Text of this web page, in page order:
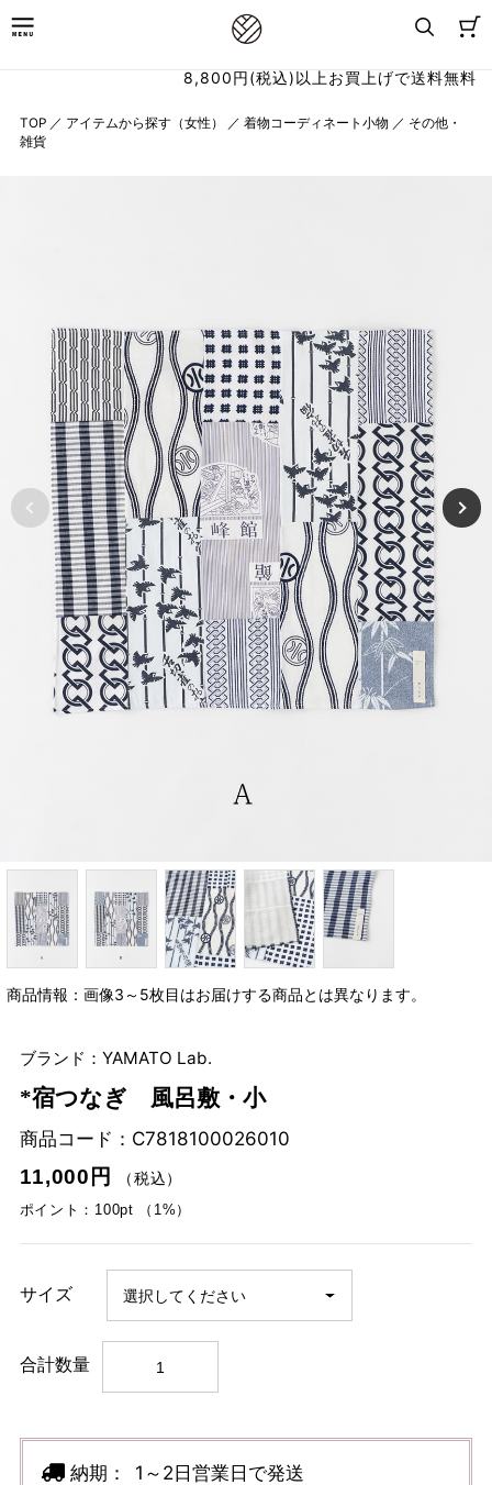
8,800円(税込)以上お買上げで送料無料
TOP ／ アイテムから探す（女性） ／ 着物コーディネート小物 ／ その他・
雑貨
商品情報：画像3～5枚目はお届けする商品とは異なります。
ブランド：YAMATO Lab.
*宿つなぎ 風呂敷・小
商品コード： C7818100026010
11,000円
（税込）
ポイント：100pt （1%）
サイズ
合計数量
納期： 1～2日営業日で発送